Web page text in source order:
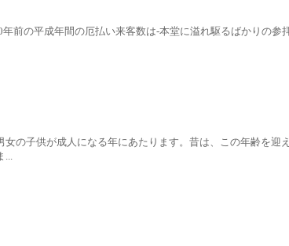
前の平成年間の厄払い来客数は-本堂に溢れ駆るばかりの参
の子供が成人になる年にあたります。昔は、この年齢を迎
...